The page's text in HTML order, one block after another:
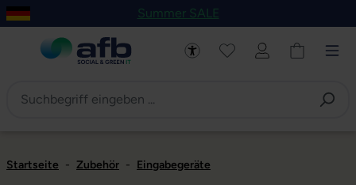
Hauptinhalt springen
Zur Navigation der B2B-Plattform springen
Summer SALE
Startseite - Zubehör - Eingabegeräte